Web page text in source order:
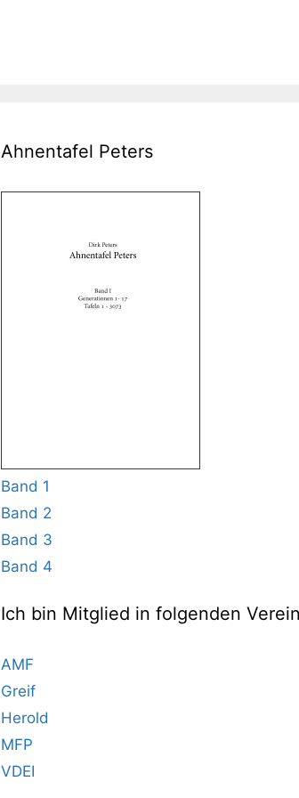
Ahnentafel Peters
Band 1
Band 2
Band 3
Band 4
Ich bin Mitglied in folgenden
AMF
Greif
Herold
MFP
VDEI